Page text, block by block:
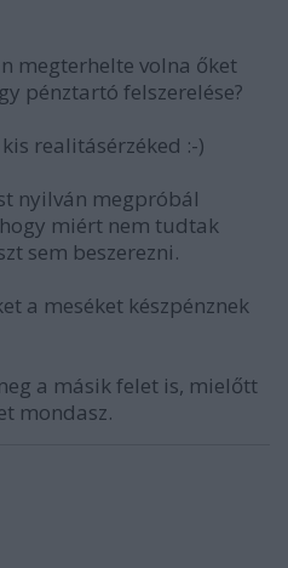
megterhelte volna őket
pénztartó felszerelése?
realitásérzéked :-)
nyilván megpróbál
miért nem tudtak
sem beszerezni.
a meséket készpénznek
a másik felet is, mielőtt
mondasz.